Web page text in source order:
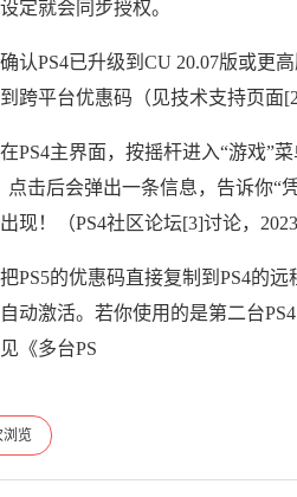
定就会同步授权。
认PS4已升级到CU 20.07版或更
跨平台优惠码（见技术支持页面
PS4主界面，按摇杆进入“游戏”
点击后会弹出一条信息，告诉你“
现！（PS4社区论坛[3]讨论，2023
PS5的优惠码直接复制到PS4的
动激活。若你使用的是第二台
《多台PS
浏览